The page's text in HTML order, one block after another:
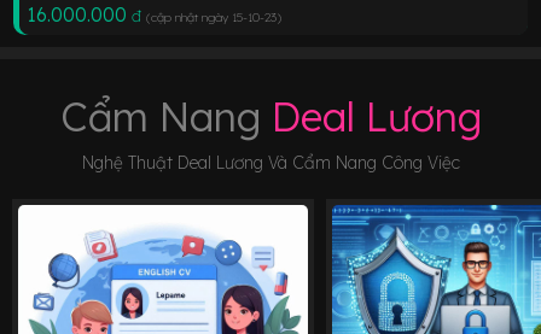
16.000.000 đ (cập nhật ngày 15-10-23)
Cẩm Nang Deal Lương
Nghệ Thuật Deal Lương Và Cẩm Nang Công Việc